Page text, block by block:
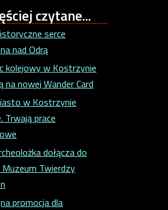
czytane...
serce
nad Odrą
kolejowy w Kostrzynie
na nowej Wander Card
w Kostrzynie
Trwają prace
dołącza do
Muzeum Twierdzy
promocja dla